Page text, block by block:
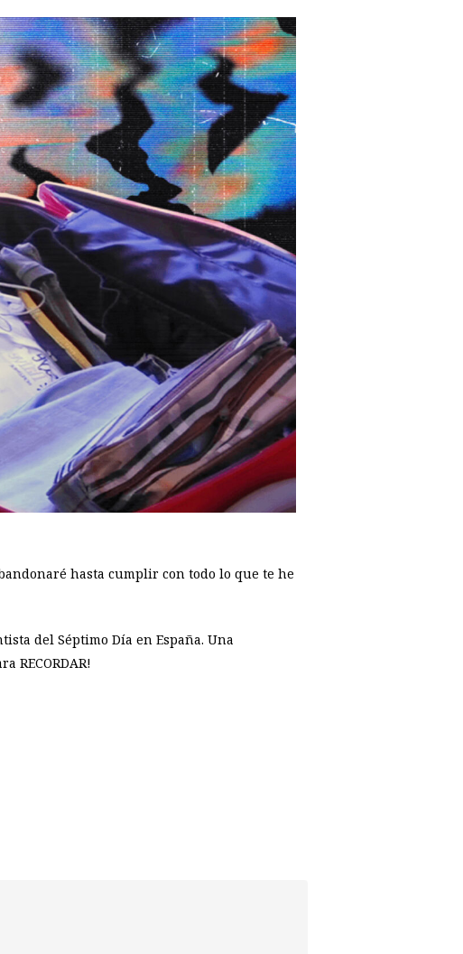
hasta cumplir con todo lo que te he
del Séptimo Día en España. Una
RECORDAR!